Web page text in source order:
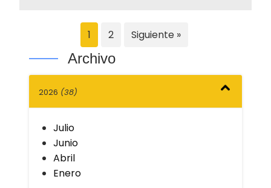
1 2 Siguiente »
Archivo
2026 (38)
Julio
Junio
Abril
Enero